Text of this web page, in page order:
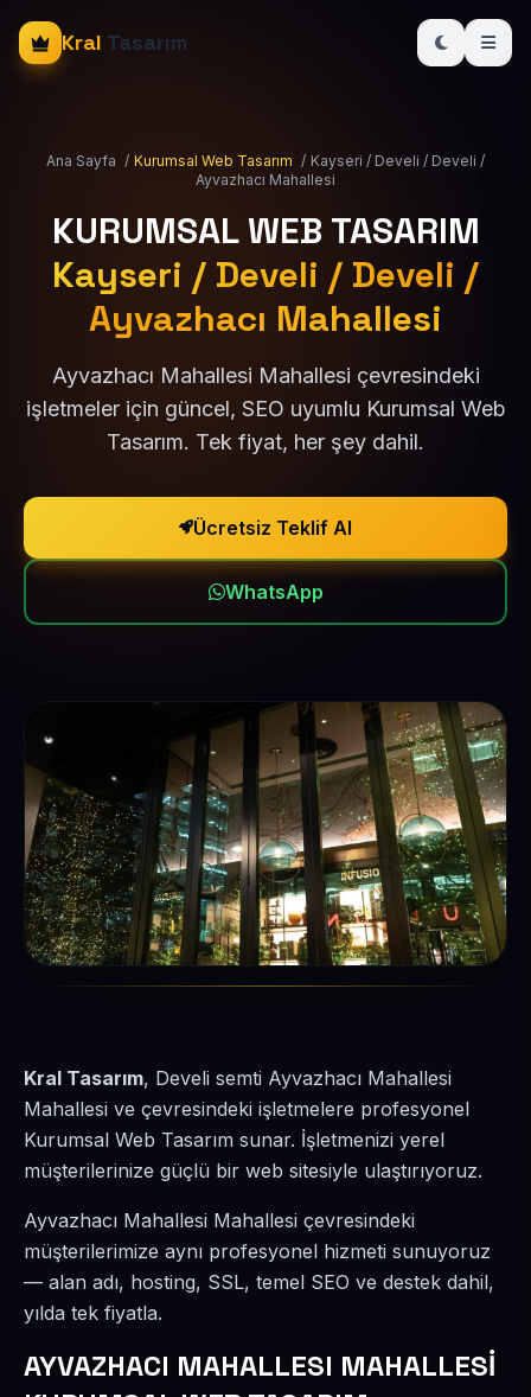
Kral Tasarım
Ana Sayfa / Kurumsal Web Tasarım / Kayseri / Develi / Develi /
Ayvazhacı Mahallesi
KURUMSAL WEB TASARIM
Kayseri / Develi / Develi /
Ayvazhacı Mahallesi
Ayvazhacı Mahallesi Mahallesi çevresindeki
işletmeler için güncel, SEO uyumlu Kurumsal Web
Tasarım. Tek fiyat, her şey dahil.
Ücretsiz Teklif Al
WhatsApp
Kral Tasarım, Develi semti Ayvazhacı Mahallesi
Mahallesi ve çevresindeki işletmelere profesyonel
Kurumsal Web Tasarım sunar. İşletmenizi yerel
müşterilerinize güçlü bir web sitesiyle ulaştırıyoruz.
Ayvazhacı Mahallesi Mahallesi çevresindeki
müşterilerimize aynı profesyonel hizmeti sunuyoruz
— alan adı, hosting, SSL, temel SEO ve destek dahil,
yılda tek fiyatla.
AYVAZHACI MAHALLESI MAHALLESİ